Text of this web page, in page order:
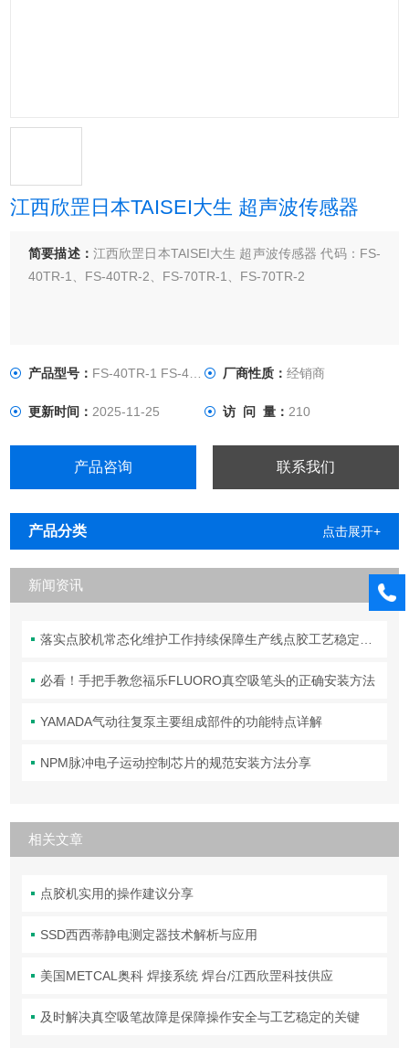
江西欣罡日本TAISEI大生 超声波传感器
简要描述： 江西欣罡日本TAISEI大生 超声波传感器 代码：FS-
40TR-1、FS-40TR-2、FS-70TR-1、FS-70TR-2
产品型号： FS-40TR-1 FS-40TR-2 厂商性质： 经销商
更新时间：2025-11-25 访 问 量： 210
产品咨询 联系我们
产品分类 点击展开+
新闻资讯
落实点胶机常态化维护工作持续保障生产线点胶工艺稳定合规
必看！手把手教您福乐FLUORO真空吸笔头的正确安装方法
YAMADA气动往复泵主要组成部件的功能特点详解
NPM脉冲电子运动控制芯片的规范安装方法分享
相关文章
点胶机实用的操作建议分享
SSD西西蒂静电测定器技术解析与应用
美国METCAL奥科 焊接系统 焊台/江西欣罡科技供应
及时解决真空吸笔故障是保障操作安全与工艺稳定的关键